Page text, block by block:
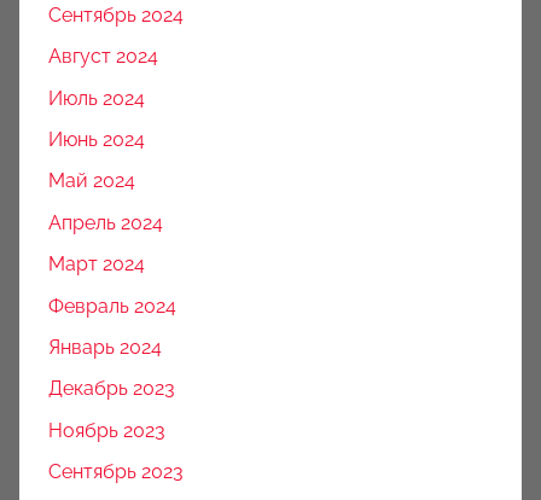
Сентябрь 2024
Август 2024
Июль 2024
Июнь 2024
Май 2024
Апрель 2024
Март 2024
Февраль 2024
Январь 2024
Декабрь 2023
Ноябрь 2023
Сентябрь 2023